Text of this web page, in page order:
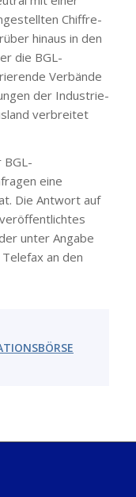
Chiffre-
hinaus in den
die BGL-
Verbände
der Industrie-
verbreitet
BGL-
eine
Die Antwort auf
unter Angabe
an den